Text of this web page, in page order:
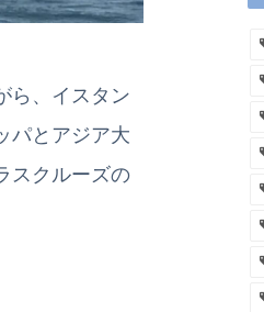
ら、イスタン
パとアジア大
スクルーズの